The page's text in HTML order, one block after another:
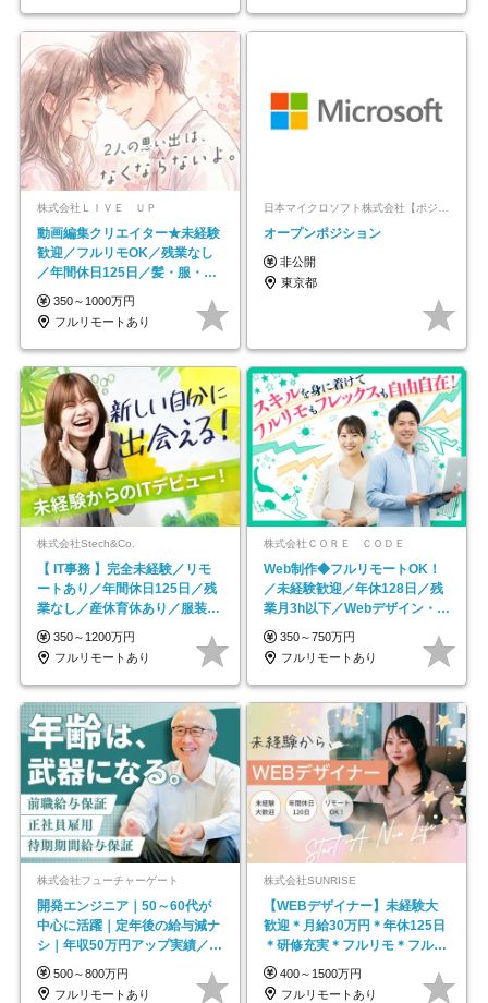
株式会社ＬＩＶＥ ＵＰ
動画編集クリエイター★未経験
歓迎／フルリモOK／残業なし
／年間休日125日／髪・服・ネ
イル自由／研修充実で安心
350～1000万円
フルリモートあり
オープンポジション
非公開
東京都
株式会社Stech&Co.
【 IT事務 】完全未経験／リモ
ートあり／年間休日125日／残
業なし／産休育休あり／服装・
髪型自由／毎年昇給
350～1200万円
フルリモートあり
株式会社ＣＯＲＥ ＣＯＤＥ
Web制作◆フルリモートOK！
／未経験歓迎／年休128日／残
業月3h以下／Webデザイン・
ECサイトやHP制作
350～750万円
フルリモートあり
株式会社フューチャーゲート
開発エンジニア｜50～60代が
中心に活躍｜定年後の給与減ナ
シ｜年収50万円アップ実績／昇
給率92％（直近3年）
500～800万円
フルリモートあり
株式会社SUNRISE
【WEBデザイナー】未経験大
歓迎＊月給30万円＊年休125日
＊研修充実＊フルリモ＊フルフ
レックス＊
400～1500万円
フルリモートあり